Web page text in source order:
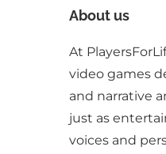
About us
At
video games
and narrative
just as
voices and